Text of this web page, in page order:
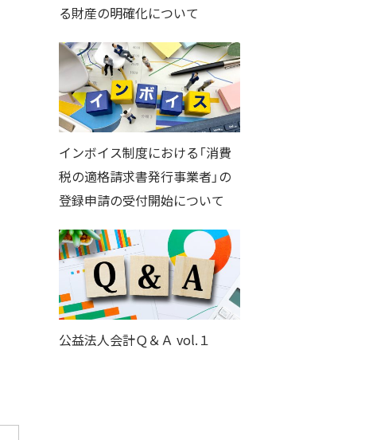
る財産の明確化について
インボイス制度における「消費
税の適格請求書発行事業者」の
登録申請の受付開始について
公益法人会計Ｑ＆Ａ vol.１